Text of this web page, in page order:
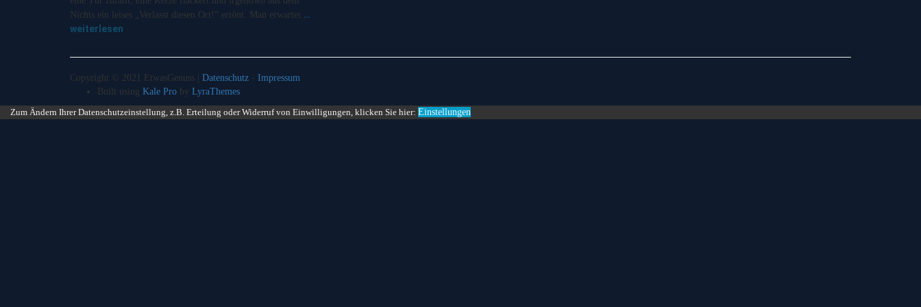
Nichts ein leises „Verlasst diesen Ort!“ ertönt. Man erwartet …
weiterlesen
Copyright © 2021 EtwasGenuss | Datenschutz - Impressum
Built using Kale Pro by LyraThemes
Zum Ändern Ihrer Datenschutzeinstellung, z.B. Erteilung oder Widerruf von Einwilligungen, klicken Sie hier: Einstellungen